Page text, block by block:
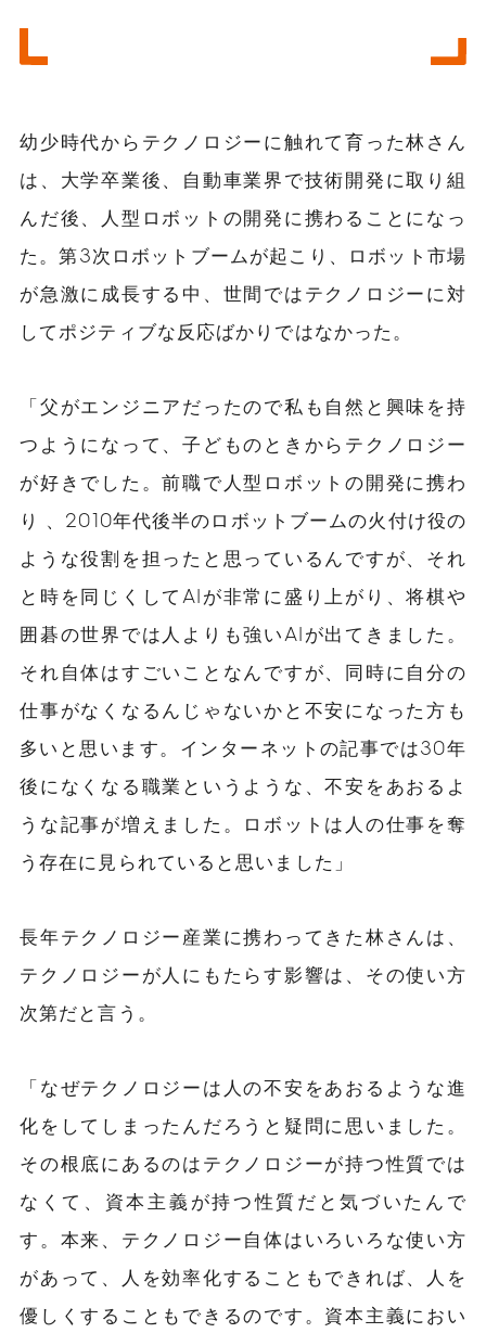
幼少時代からテクノロジーに触れて育った林さん
は、大学卒業後、自動車業界で技術開発に取り組
んだ後、人型ロボットの開発に携わることになっ
た。第3次ロボットブームが起こり、ロボット市場
が急激に成長する中、世間ではテクノロジーに対
してポジティブな反応ばかりではなかった。
「父がエンジニアだったので私も自然と興味を持
つようになって、子どものときからテクノロジー
が好きでした。前職で人型ロボットの開発に携わ
り 、2010年代後半のロボットブームの火付け役の
ような役割を担ったと思っているんですが、それ
と時を同じくしてAIが非常に盛り上がり、将棋や
囲碁の世界では人よりも強いAIが出てきました。
それ自体はすごいことなんですが、同時に自分の
仕事がなくなるんじゃないかと不安になった方も
多いと思います。インターネットの記事では30年
後になくなる職業というような、不安をあおるよ
うな記事が増えました。ロボットは人の仕事を奪
う存在に見られていると思いました」
長年テクノロジー産業に携わってきた林さんは、
テクノロジーが人にもたらす影響は、その使い方
次第だと言う。
「なぜテクノロジーは人の不安をあおるような進
化をしてしまったんだろうと疑問に思いました。
その根底にあるのはテクノロジーが持つ性質では
なくて、資本主義が持つ性質だと気づいたんで
す。本来、テクノロジー自体はいろいろな使い方
があって、人を効率化することもできれば、人を
優しくすることもできるのです。資本主義におい